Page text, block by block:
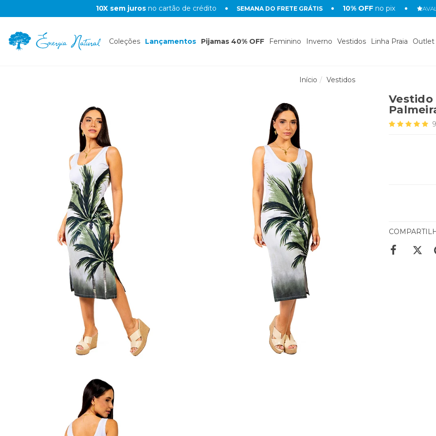
10X sem jurosno cartão de crédito SEMANA DO FRETE GRÁTIS 10% OFF no pix
Coleções Lançamentos Pijamas 40% OFF Feminino Inverno Vestidos Linha Praia Outlet
Início Vestidos
Vestido
9